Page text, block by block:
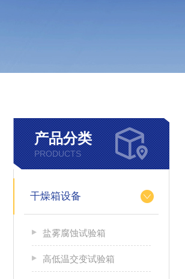
产品分类
PRODUCTS
干燥箱设备
盐雾腐蚀试验箱
高低温交变试验箱